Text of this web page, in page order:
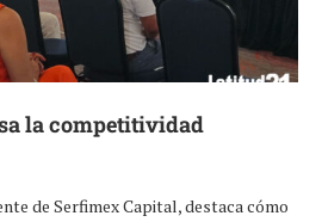
la competitividad
de Serfimex Capital, destaca cómo